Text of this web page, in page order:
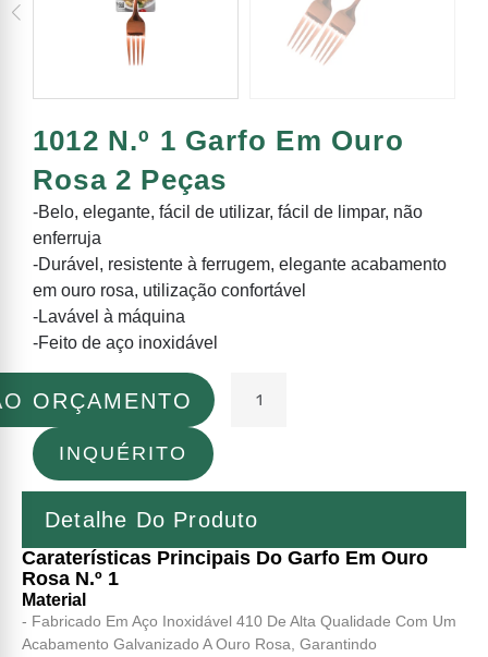
1012 N.º 1 Garfo Em Ouro
Rosa 2 Peças
-Belo, elegante, fácil de utilizar, fácil de limpar, não
enferruja
-Durável, resistente à ferrugem, elegante acabamento
em ouro rosa, utilização confortável
-Lavável à máquina
-Feito de aço inoxidável
ORÇAMENTO
INQUÉRITO
Detalhe Do Produto
Caraterísticas Principais Do Garfo Em Ouro
Rosa N.º 1
Material
- Fabricado Em Aço Inoxidável 410 De Alta Qualidade Com Um
Acabamento Galvanizado A Ouro Rosa, Garantindo